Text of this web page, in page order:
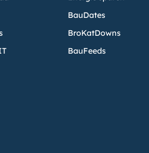
BauDates
BroKatDowns
BauFeeds